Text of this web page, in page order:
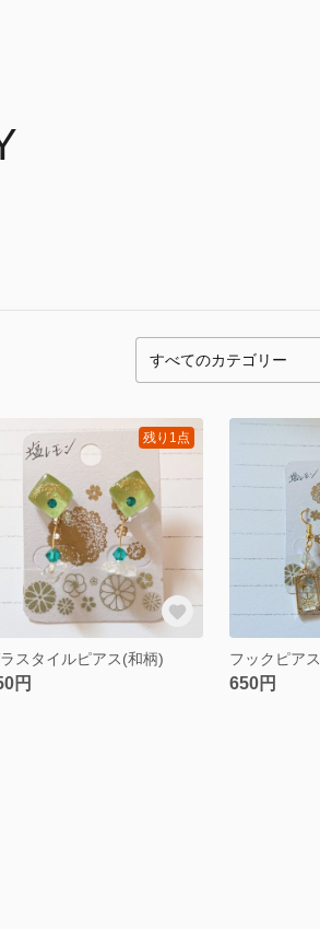
残り1点
スタイルピアス(和柄)
円
フックピアス
650円